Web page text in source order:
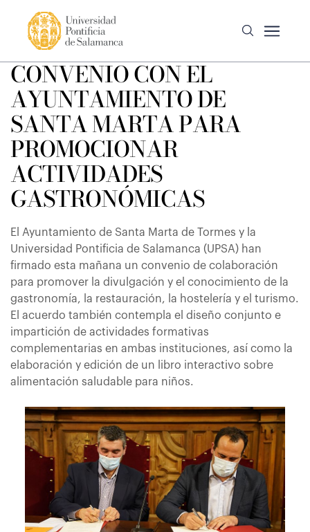
CONVENIO CON EL
AYUNTAMIENTO DE
SANTA MARTA PARA
PROMOCIONAR
ACTIVIDADES
GASTRONÓMICAS
El Ayuntamiento de Santa Marta de Tormes y la
Universidad Pontificia de Salamanca (UPSA) han
firmado esta mañana un convenio de colaboración
para promover la divulgación y el conocimiento de la
gastronomía, la restauración, la hostelería y el turismo.
El acuerdo también contempla el diseño conjunto e
impartición de actividades formativas
complementarias en ambas instituciones, así como la
elaboración y edición de un libro interactivo sobre
alimentación saludable para niños.